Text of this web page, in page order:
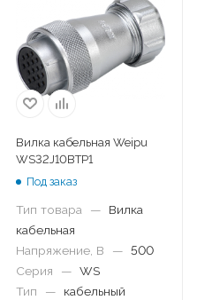
Вилка кабельная Weipu
WS32J10BTP1
Под заказ
Тип товара —
Вилка
кабельная
Напряжение, В
— 500
Серия
— WS
Тип
—
кабельный